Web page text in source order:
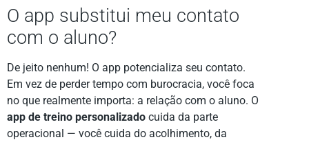
O app substitui meu contato
com o aluno?
De jeito nenhum! O app potencializa seu contato.
Em vez de perder tempo com burocracia, você foca
no que realmente importa: a relação com o aluno. O
app de treino personalizado cuida da parte
operacional — você cuida do acolhimento, da